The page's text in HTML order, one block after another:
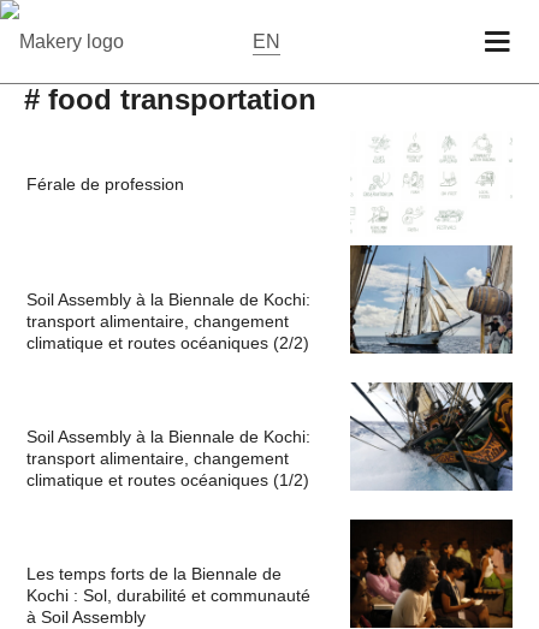
EN
# food transportation
Férale de profession
Soil Assembly à la Biennale de Kochi:
transport alimentaire, changement
climatique et routes océaniques (2/2)
Soil Assembly à la Biennale de Kochi:
transport alimentaire, changement
climatique et routes océaniques (1/2)
Les temps forts de la Biennale de
Kochi : Sol, durabilité et communauté
à Soil Assembly